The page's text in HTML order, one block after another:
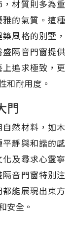
材質則多為重
的氣質。這種
風格的別墅，
隔音門窗提供
追求極致，更
和耐用度。
門
然材料，如木
靜與和諧的感
及尋求心靈寧
音門窗特別注
能展現出東方
安全。